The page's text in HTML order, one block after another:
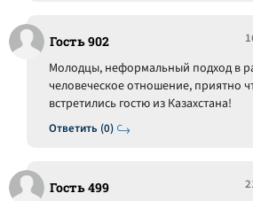
Гость 902
Ответить (0)
Молодцы, неформальный подход в
человеческое отношение, приятно
встретились гостю из Казахстана!
Гость 499